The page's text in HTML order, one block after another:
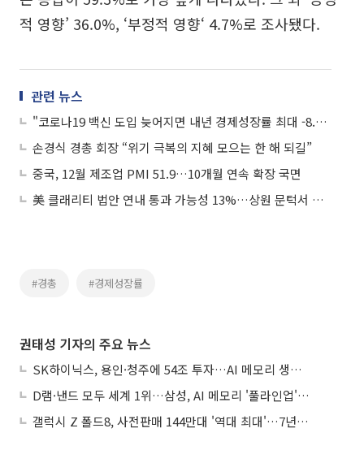
적 영향’ 36.0%, ‘부정적 영향‘ 4.7%로 조사됐다.
관련 뉴스
"코로나19 백신 도입 늦어지면 내년 경제성장률 최대 -8.3% 역성장"
손경식 경총 회장 “위기 극복의 지혜 모으는 한 해 되길”
중국, 12월 제조업 PMI 51.9…10개월 연속 확장 국면
美 클래리티 법안 연내 통과 가능성 13%…상원 문턱서 제동
#경총 #경제성장률
권태성 기자의 주요 뉴스
SK하이닉스, 용인·청주에 54조 투자…AI 메모리 생산기지 키운다
D램·낸드 모두 세계 1위…삼성, AI 메모리 '풀라인업'으로 승부
갤럭시 Z 폴드8, 사전판매 144만대 '역대 최대'…7년만에 갤노트10 기록 넘어